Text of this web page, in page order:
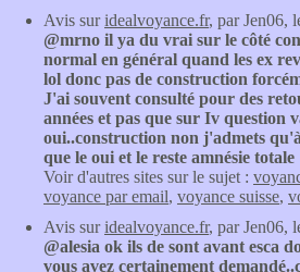
Avis suridealvoyance.fr, par Jen06,
@mrno il ya du vrai sur le côté
normal en général quand les ex
lol donc pas de construction
J'ai souvent consulté pour des
années et pas que sur Iv question
oui..construction non j'admets
que le oui et le reste amnésie totale
Voir d'autres sites sur le sujet :
voyance par email, voyance suisse,
Avis suridealvoyance.fr, par Jen06,
@alesia ok ils de sont avant esca
vous avez certainement